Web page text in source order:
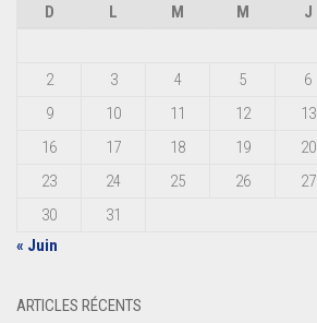
D
L M M J
2
3 4 5 6
9
10 11 12 13
16
17 18 19 20
23
24 25 26 27
30
31
« Juin
ARTICLES RÉCENTS